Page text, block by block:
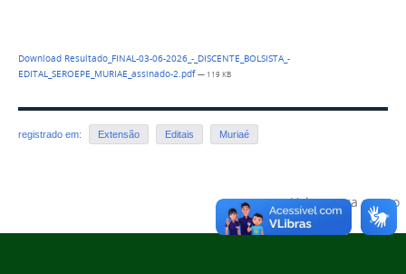
Download Resultado_FINAL-03-06-2026_-_DISCENTE_BOLSISTA_-
EDITAL_SEROEPE_MURIAE_assinado-2.pdf— 119 KB
registrado em: Extensão Editais Muriaé
Voltar para o topo